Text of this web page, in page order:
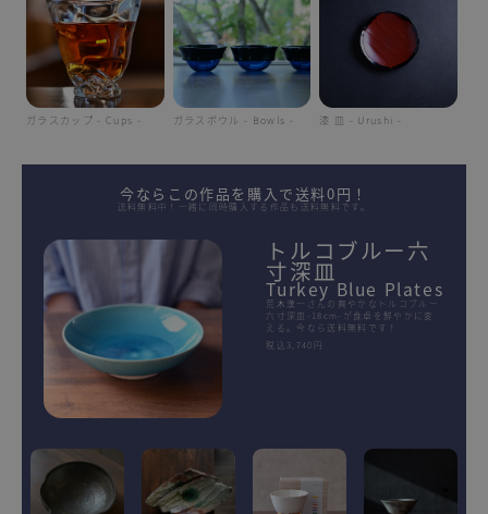
ガラスカップ - Cups - ガラスボウル - Bowls - 漆 皿 - Urushi -
今ならこの作品を購入で送料0円！
送料無料中！一緒に同時購入する作品も送料無料です。
トルコブルー六
寸深皿
Turkey Blue Plates
荒木漢一さんの爽やかなトルコブルー
六寸深皿-18cm-が食卓を鮮やかに変
える。今なら送料無料です！
税込3,740円